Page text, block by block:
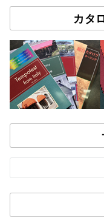
カタ